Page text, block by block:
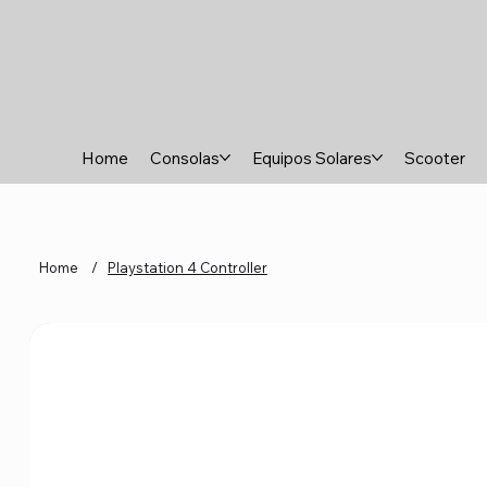
Home Consolas Equipos Solares Scooter
Home / Playstation 4 Controller